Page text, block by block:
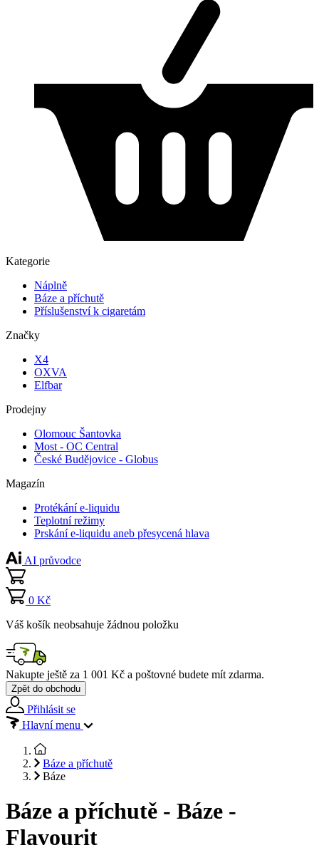
Kategorie
Náplně
Báze a příchutě
Příslušenství k cigaretám
Značky
X4
OXVA
Elfbar
Prodejny
Olomouc Šantovka
Most - OC Central
České Budějovice - Globus
Magazín
Protékání e-liquidu
Teplotní režimy
Prskání e-liquidu aneb přesycená hlava
AI průvodce
0 Kč
Váš košík neobsahuje žádnou položku
Nakupte ještě za 1 001 Kč a poštovné budete mít zdarma.
Zpět do obchodu
Přihlásit se
Hlavní menu
Báze a příchutě
Báze
Báze a příchutě - Báze -
Flavourit